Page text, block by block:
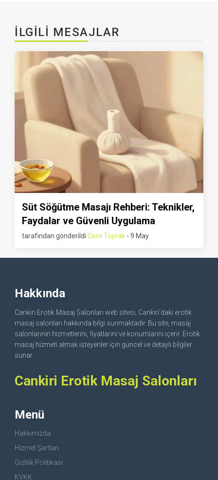
İLGILI MESAJLAR
Süt Söğütme Masajı Rehberi: Teknikler,
Faydalar ve Güvenli Uygulama
tarafından gönderildi Cem Toprak - 9 May
Hakkında
Cankiri Erotik Masaj Salonları web sitesi, Cankiri'daki erotik
masaj salonları hakkında bilgi sunmaktadır. Bu site, masaj
salonlarının hizmetlerini, fiyatlarını ve konumlarını içerir. Erotik
masaj hizmeti almak isteyenler için güncel ve detaylı bilgiler
sunar.
Cankiri Erotik Masaj Salonları
Menü
Hakkımızda
Hizmet Şartları
Gizlilik Politikası
KVKK